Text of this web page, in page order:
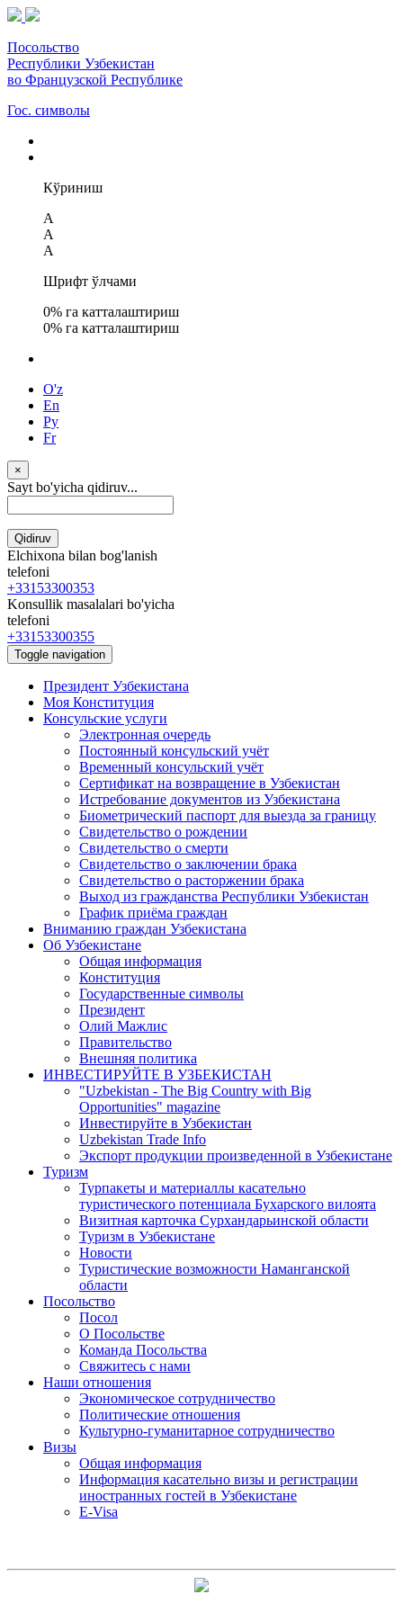
Посольство
Республики Узбекистан
во Французской Республике
Гос. символы
Кўриниш
A
A
A
Шрифт ўлчами
0% га катталаштириш
0% га катталаштириш
O'z
En
Ру
Fr
×
Sayt bo'yicha qidiruv...
Qidiruv
Elchixona bilan bog'lanish
telefoni
+33153300353
Konsullik masalalari bo'yicha
telefoni
+33153300355
Toggle navigation
Президент Узбекистана
Моя Конституция
Консульские услуги
Электронная очередь
Постоянный консульский учёт
Временный консульский учёт
Сертификат на возвращение в Узбекистан
Истребование документов из Узбекистана
Биометрический паспорт для выезда за границу
Свидетельство о рождении
Свидетельство о смерти
Свидетельство о заключении брака
Свидетельство о расторжении брака
Выход из гражданства Республики Узбекистан
График приёма граждан
Вниманию граждан Узбекистана
Об Узбекистане
Общая информация
Конституция
Государственные символы
Президент
Олий Мажлис
Правительство
Внешняя политика
ИНВЕСТИРУЙТЕ В УЗБЕКИСТАН
"Uzbekistan - The Big Country with Big
Opportunities" magazine
Инвестируйте в Узбекистан
Uzbekistan Trade Info
Экспорт продукции произведенной в Узбекистане
Туризм
Турпакеты и материаллы касательно
туристического потенциала Бухарского вилоята
Визитная карточка Сурхандарьинской области
Туризм в Узбекистане
Новости
Туристические возможности Наманганской
области
Посольство
Посол
О Посольстве
Команда Посольства
Свяжитесь с нами
Наши отношения
Экономическое сотрудничество
Политические отношения
Культурно-гуманитарное сотрудничество
Визы
Общая информация
Информация касательно визы и регистрации
иностранных гостей в Узбекистане
E-Visa